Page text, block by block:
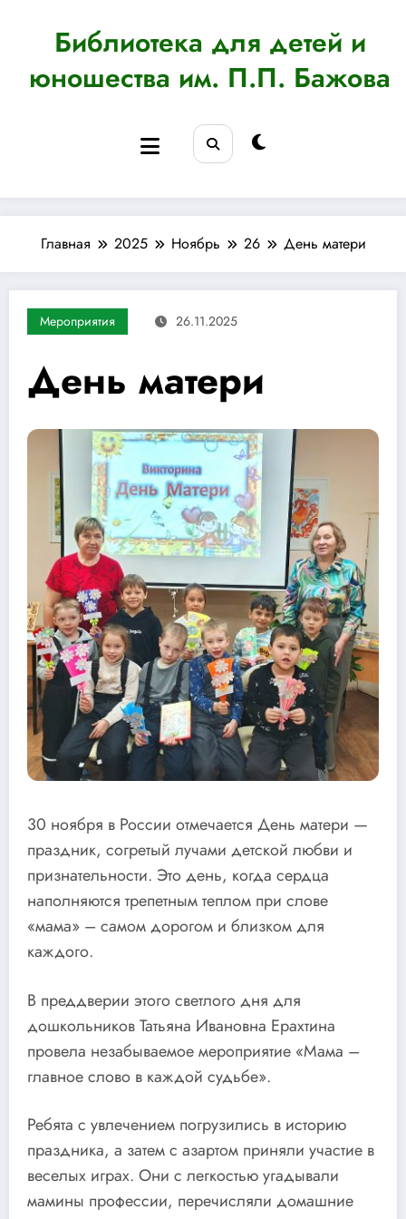
содержимомуБиблиотека для детей и
юношества им. П.П. Бажова
Главная 2025 Ноябрь 26 День матери
Мероприятия 26.11.2025
День матери
30 ноября в России отмечается День матери —
праздник, согретый лучами детской любви и
признательности. Это день, когда сердца
наполняются трепетным теплом при слове
«мама» – самом дорогом и близком для
каждого.
В преддверии этого светлого дня для
дошкольников Татьяна Ивановна Ерахтина
провела незабываемое мероприятие «Мама –
главное слово в каждой судьбе».
Ребята с увлечением погрузились в историю
праздника, а затем с азартом приняли участие в
веселых играх. Они с легкостью угадывали
мамины профессии, перечисляли домашние